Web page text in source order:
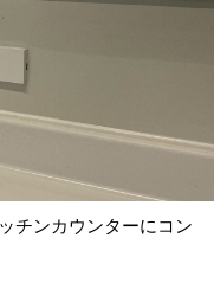
チンカウンターにコン